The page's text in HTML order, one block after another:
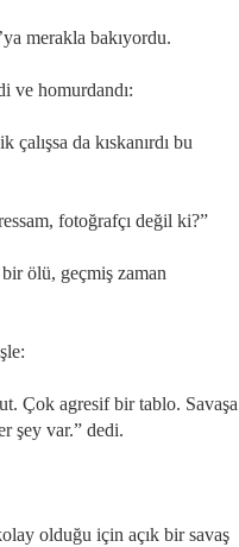
merakla bakıyordu.
ve homurdandı:
da kıskanırdı bu
fotoğrafçı değil ki?”
ölü, geçmiş zaman
Çok agresif bir tablo. Savaşa
şey var.” dedi.
olduğu için açık bir savaş